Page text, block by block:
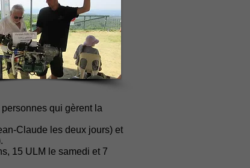
qui gèrent la
Claude les deux jours) et
15 ULM le samedi et 7